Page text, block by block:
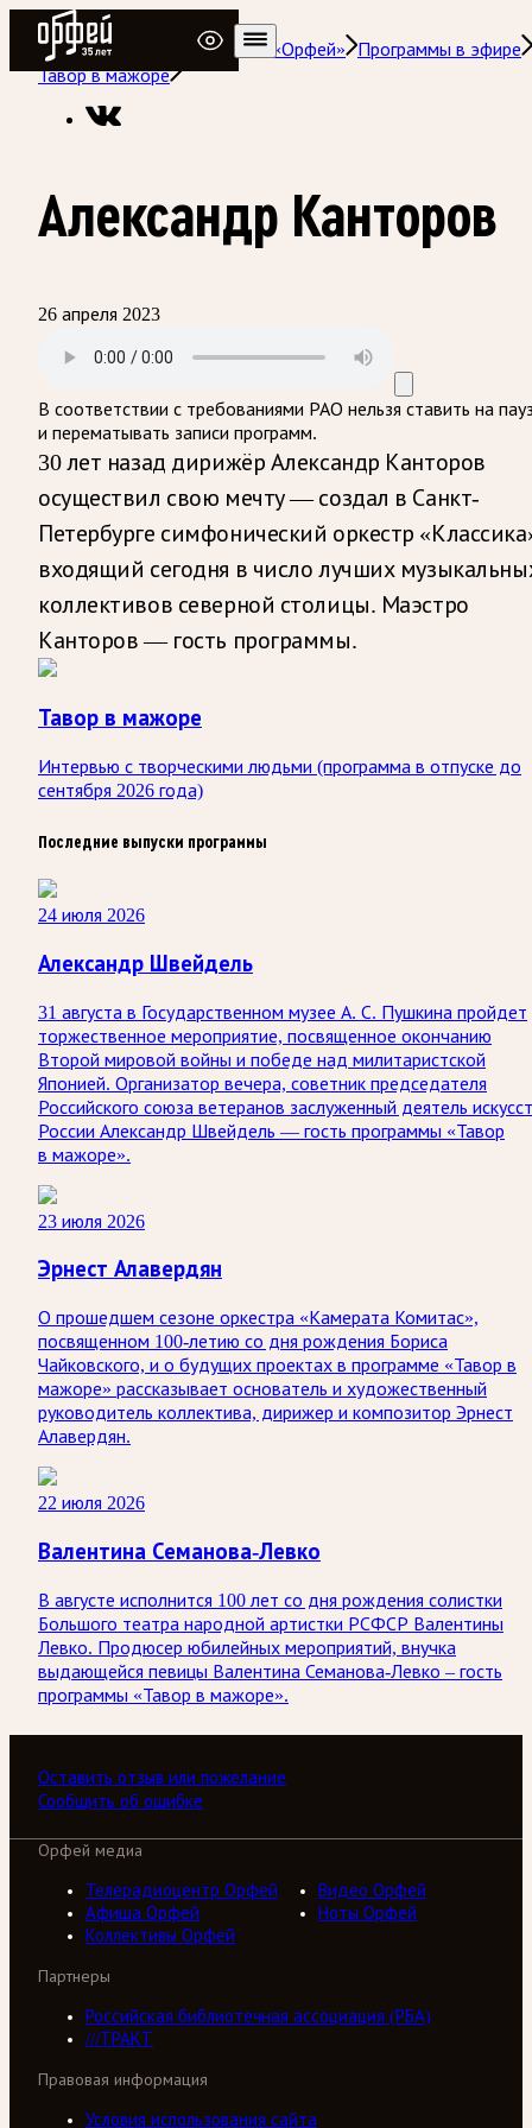
Радио Орфей
Радио классической музыки «Орфей»
Программы в эфире
Тавор в мажоре
Александр Канторов
26 апреля 2023
В соответствии с требованиями РАО нельзя ставить на
и перематывать записи программ.
30 лет назад дирижёр Александр Канторов
осуществил свою мечту — создал в Санкт-
Петербурге симфонический оркестр
входящий сегодня в число лучших
коллективов северной столицы. Маэстро
Канторов — гость программы.
Тавор в мажоре
Интервью с творческими людьми (программа в отпуске до
сентября 2026 года)
Последние выпуски программы
24 июля 2026
Александр Швейдель
31 августа в Государственном музее А. С. Пушкина пройдет
торжественное мероприятие, посвященное окончанию
Второй мировой войны и победе над милитаристской
Японией. Организатор вечера, советник председателя
Российского союза ветеранов заслуженный деятель
России Александр Швейдель — гость программы «Тавор
в мажоре».
23 июля 2026
Эрнест Алавердян
О прошедшем сезоне оркестра «Камерата Комитас»,
посвященном 100-летию со дня рождения Бориса
Чайковского, и о будущих проектах в программе «Тавор в
мажоре» рассказывает основатель и художественный
руководитель коллектива, дирижер и композитор Эрнест
Алавердян.
22 июля 2026
Валентина Семанова-Левко
В августе исполнится 100 лет со дня рождения солистки
Большого театра народной артистки РСФСР Валентины
Левко. Продюсер юбилейных мероприятий, внучка
выдающейся певицы Валентина Семанова-Левко – гость
программы «Тавор в мажоре».
Оставить отзыв или пожелание
Сообщить об ошибке
Орфей медиа
Телерадиоцентр Орфей
Видео Орфей
Афиша Орфей
Ноты Орфей
Коллективы Орфей
Партнеры
Российская библиотечная ассоциация (РБА)
///ТРАКТ
Правовая информация
Условия использования сайта